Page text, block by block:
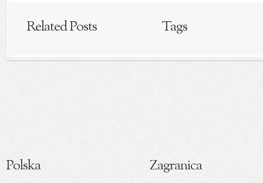
Related Posts Tags
Polska Zagranica